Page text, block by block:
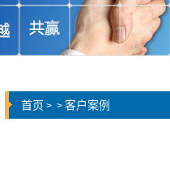
首页 > > 客户案例